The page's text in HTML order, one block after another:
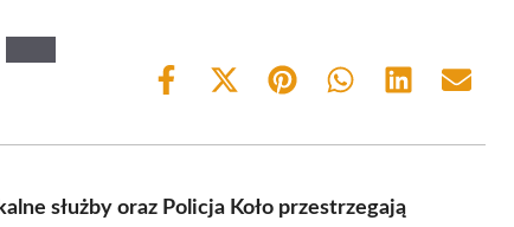
Share
Share
(Twitter)
Share Share Share Share
służby oraz Policja Koło przestrzegają